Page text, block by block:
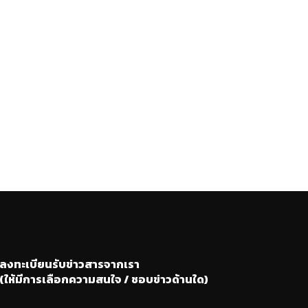
ลงทะเบียนรับข่าวสารจากเรา
(ให้มีการเลือกความสนใจ / ชอบข่าวด้านใด)